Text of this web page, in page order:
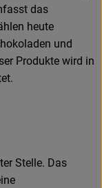
das
heute
und
Produkte wird in
Stelle. Das